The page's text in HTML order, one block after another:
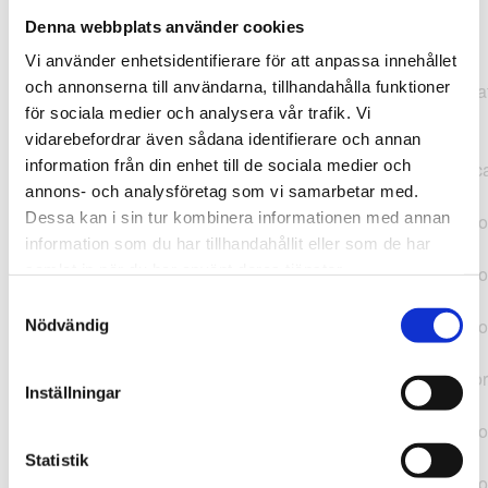
Denna webbplats använder cookies
Vi använder enhetsidentifierare för att anpassa innehållet
och annonserna till användarna, tillhandahålla funktioner
för sociala medier och analysera vår trafik. Vi
vidarebefordrar även sådana identifierare och annan
information från din enhet till de sociala medier och
annons- och analysföretag som vi samarbetar med.
Dessa kan i sin tur kombinera informationen med annan
information som du har tillhandahållit eller som de har
Nödvändig
Inställningar
Statistik
TypeError: "".concat(...).concat(...).replaceAll is not a
function at
https://webshop.pressbyran.se/_next/static/chunks/pages/
b1763451a2186f9e.js:1:11050 at Array.map
(<anonymous>) at K
(https://webshop.pressbyran.se/_next/static/chunks/pages/
b1763451a2186f9e.js:1:10836) at lk
(https://webshop.pressbyran.se/_next/static/chunks/
b241200379730ac0.js:1:129835) at i
(https://webshop.pressbyran.se/_next/static/chunks/
(https://webshop.pressbyran.se/_next/static/chunks/
https://webshop.pressbyran.se/_next/static/chunks/
b241200379730ac0.js:1:167872 at uI
(https://webshop.pressbyran.se/_next/static/chunks/
b241200379730ac0.js:1:167879) at uE
(https://webshop.pressbyran.se/_next/static/chunks/